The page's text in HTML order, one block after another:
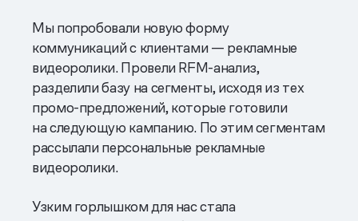
Мы попробовали новую форму
коммуникаций с клиентами — рекламные
видеоролики. Провели RFM-анализ,
разделили базу на сегменты, исходя из тех
промо-предложений, которые готовили
на следующую кампанию. По этим сегментам
рассылали персональные рекламные
видеоролики.
Узким горлышком для нас стала